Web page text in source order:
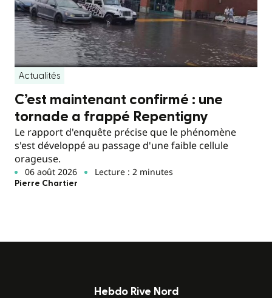
Actualités
C’est maintenant confirmé : une
tornade a frappé Repentigny
Le rapport d'enquête précise que le phénomène
s'est développé au passage d'une faible cellule
orageuse.
06 août 2026 Lecture : 2 minutes
Pierre Chartier
Hebdo Rive Nord